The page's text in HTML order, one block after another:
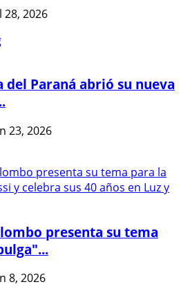
28, 2026
del Paraná abrió su nueva
23, 2026
presenta su tema
8, 2026